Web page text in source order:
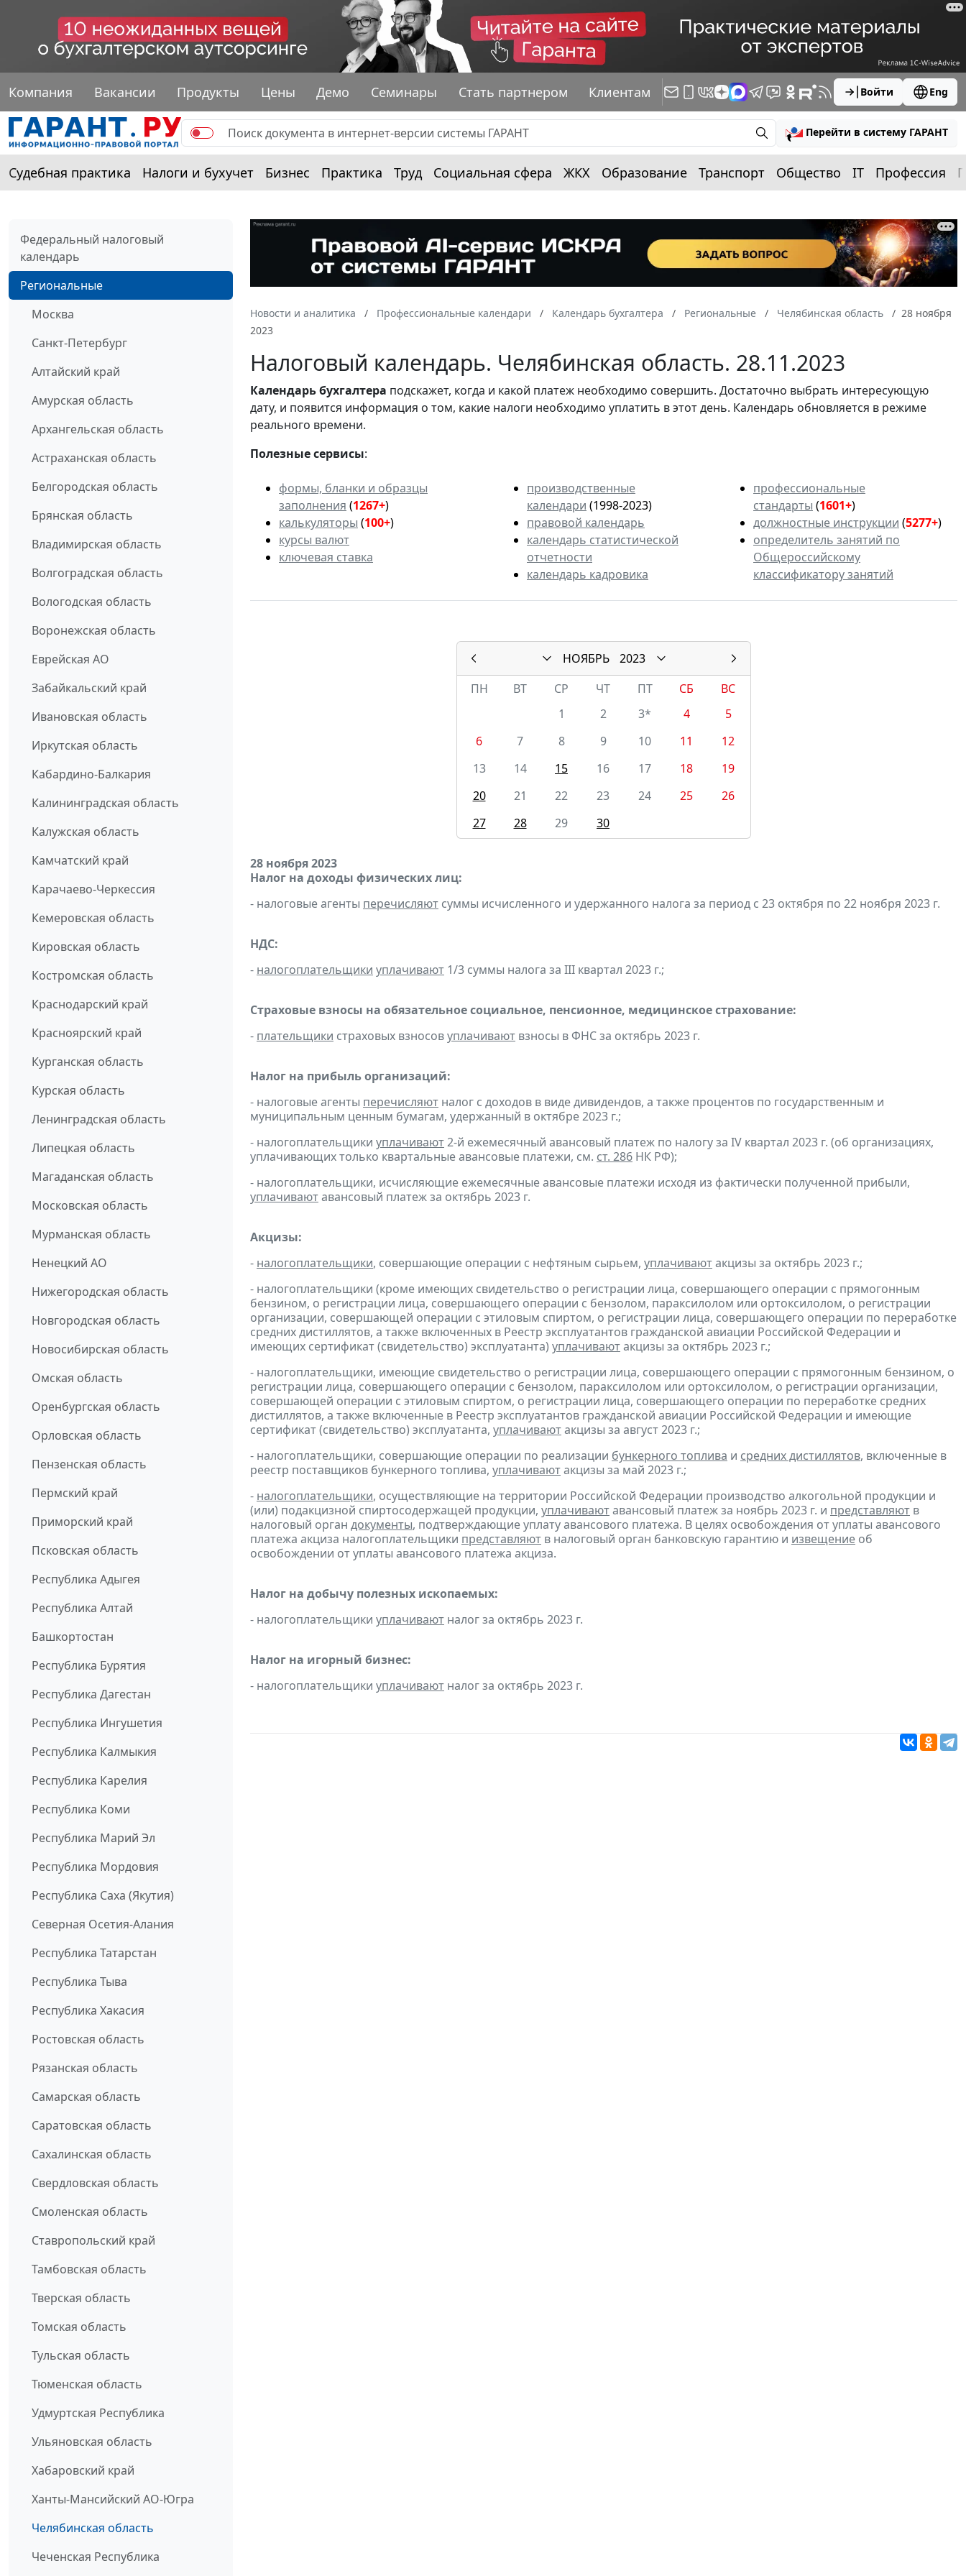
Компания Вакансии Продукты Цены Демо Семинары Стать партнером Клиентам Войти Eng
Перейти в систему ГАРАНТ
Судебная практика Налоги и бухучет Бизнес Практика Труд Социальная сфера ЖКХ Образование Транспорт Общество IT Профессия
Федеральный налоговый
календарь
Региональные
Москва
Санкт-Петербург
Алтайский край
Амурская область
Архангельская область
Астраханская область
Белгородская область
Брянская область
Владимирская область
Волгоградская область
Вологодская область
Воронежская область
Еврейская АО
Забайкальский край
Ивановская область
Иркутская область
Кабардино-Балкария
Калининградская область
Калужская область
Камчатский край
Карачаево-Черкессия
Кемеровская область
Кировская область
Костромская область
Краснодарский край
Красноярский край
Курганская область
Курская область
Ленинградская область
Липецкая область
Магаданская область
Московская область
Мурманская область
Ненецкий АО
Нижегородская область
Новгородская область
Новосибирская область
Омская область
Оренбургская область
Орловская область
Пензенская область
Пермский край
Приморский край
Псковская область
Республика Адыгея
Республика Алтай
Башкортостан
Республика Бурятия
Республика Дагестан
Республика Ингушетия
Республика Калмыкия
Республика Карелия
Республика Коми
Республика Марий Эл
Республика Мордовия
Республика Саха (Якутия)
Северная Осетия-Алания
Республика Татарстан
Республика Тыва
Республика Хакасия
Ростовская область
Рязанская область
Самарская область
Саратовская область
Сахалинская область
Свердловская область
Смоленская область
Ставропольский край
Тамбовская область
Тверская область
Томская область
Тульская область
Тюменская область
Удмуртская Республика
Ульяновская область
Хабаровский край
Ханты-Мансийский АО-Югра
Челябинская область
Чеченская Республика
Новости и аналитика Профессиональные календари Календарь бухгалтера Региональные Челябинская область
28 ноября
2023
Налоговый календарь. Челябинская область. 28.11.2023
Календарьбухгалтера подскажет, когда и какой платеж необходимо совершить. Достаточно выбрать интересующую
дату, и появится информация о том, какие налоги необходимо уплатить в этот день. Календарь обновляется в режиме
реального времени.
Полезные сервисы:
формы, бланки и образцы
заполнения (1267+)
калькуляторы (100+)
курсы валют
ключевая ставка
производственные
календари (1998-2023)
правовой календарь
календарь статистической
отчетности
календарь кадровика
профессиональные
стандарты (1601+)
должностные инструкции (5277+)
определитель занятий по
Общероссийскому
классификатору занятий
НОЯБРЬ
2023
ПН
ВТ СР ЧТ ПТ СБ
ВС
1
2 3* 4
5
6
7 8 9 10 11
12
13
14 15 16 17 18
19
20
21 22 23 24 25
26
27
28 29 30
28 ноября 2023
Налог на доходы физических лиц:
- налоговые агенты перечисляют суммы исчисленного и удержанного налога за период с 23 октября по 22 ноября 2023 г.
НДС:
- налогоплательщики уплачивают 1/3 суммы налога за III квартал 2023 г.;
Страховые взносы на обязательное социальное, пенсионное, медицинское страхование:
- плательщики страховых взносовуплачивают взносы в ФНС за октябрь 2023 г.
Налог на прибыль организаций:
- налоговые агенты перечисляют налог с доходов в виде дивидендов, а также процентов по государственным и
муниципальным ценным бумагам, удержанный в октябре 2023 г.;
- налогоплательщики уплачивают2-й ежемесячный авансовый платеж по налогу за IV квартал 2023 г. (об организациях,
уплачивающих только квартальные авансовые платежи, см. ст. 286 НК РФ);
- налогоплательщики, исчисляющие ежемесячные авансовые платежи исходя из фактически полученной прибыли,
уплачиваютавансовый платеж за октябрь 2023 г.
Акцизы:
- налогоплательщики, совершающие операции с нефтяным сырьем, уплачиваютакцизы за октябрь 2023 г.;
- налогоплательщики (кроме имеющих свидетельство о регистрации лица, совершающего операции с прямогонным
бензином, о регистрации лица, совершающего операции с бензолом, параксилолом или ортоксилолом, о регистрации
организации, совершающей операции с этиловым спиртом, о регистрации лица, совершающего операции по переработке
средних дистиллятов, а также включенных в Реестр эксплуатантов гражданской авиации Российской Федерации и
имеющих сертификат (свидетельство) эксплуатанта) уплачиваютакцизы за октябрь 2023 г.;
- налогоплательщики, имеющие свидетельство о регистрации лица, совершающего операции с прямогонным бензином, о
регистрации лица, совершающего операции с бензолом, параксилолом или ортоксилолом, о регистрации организации,
совершающей операции с этиловым спиртом, о регистрации лица, совершающего операции по переработке средних
дистиллятов, а также включенные в Реестр эксплуатантов гражданской авиации Российской Федерации и имеющие
сертификат (свидетельство) эксплуатанта, уплачиваютакцизы за август 2023 г.;
- налогоплательщики, совершающие операции по реализации бункерного топлива и средних дистиллятов, включенные в
реестр поставщиков бункерного топлива, уплачиваютакцизы за май 2023 г.;
- налогоплательщики, осуществляющие на территории Российской Федерации производство алкогольной продукции и
(или) подакцизной спиртосодержащей продукции, уплачиваютавансовый платеж за ноябрь 2023 г. и представляют в
налоговый орган документы, подтверждающие уплату авансового платежа. В целях освобождения от уплаты авансового
платежа акциза налогоплательщики представляют в налоговый орган банковскую гарантию и извещение об
освобождении от уплаты авансового платежа акциза.
Налог на добычу полезных ископаемых:
- налогоплательщики уплачивают налог за октябрь 2023 г.
Налог на игорный бизнес:
- налогоплательщики уплачивают налог за октябрь 2023 г.